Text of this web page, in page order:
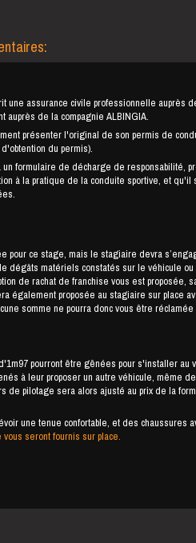
une assurance civile professionnelle auprès
de la compagnie ALBINGIA.
présenter l'original de son permis de
du permis).
formulaire de décharge de responsabilité,
à la pratique de la conduite sportive, et
pour ce stage, mais le stagiaire devra
dégâts matériels constatés sur le véhicule
de rachat de franchise vous est proposée,
également proposée au stagiaire sur place
somme ne pourra donc vous être
pourront être gênées pour s'installer au
à leur proposer un autre véhicule, même
de pilotage sera alors ajusté au prix de la
une tenue confortable, et des chaussures
seront fournis sur place.